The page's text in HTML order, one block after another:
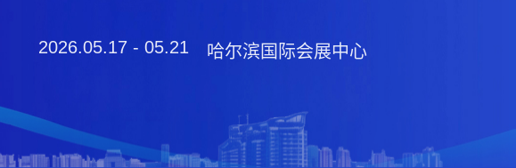
2026.05.17 - 05.21 哈尔滨国际会展中心